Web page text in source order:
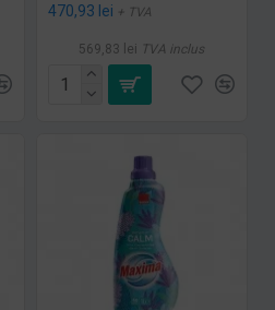
470,93 lei + TVA
569,83 lei TVA inclus